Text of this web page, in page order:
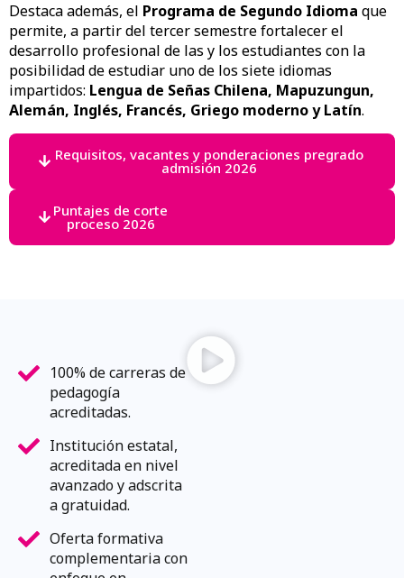
Destaca además, el Programa de Segundo Idioma que
permite, a partir del tercer semestre fortalecer el
desarrollo profesional de las y los estudiantes con la
posibilidad de estudiar uno de los siete idiomas
impartidos: Lengua de Señas Chilena, Mapuzungun,
Alemán, Inglés, Francés, Griego moderno y Latín.
Requisitos, vacantes y ponderaciones pregrado
admisión 2026
Puntajes de corte
proceso 2026
100% de carreras de
pedagogía
acreditadas.
Institución estatal,
acreditada en nivel
avanzado y adscrita
a gratuidad.
Oferta formativa
complementaria con